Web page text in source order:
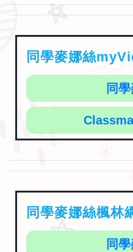
同學麥娜絲
同
同學麥娜絲楓林
同